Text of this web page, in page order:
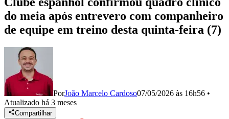
do meia após entrevero com companheiro
de equipe em treino desta quinta-feira (7)
PorJoão Marcelo Cardoso07/05/2026 às 16h56 •
Atualizado há 3 meses
Compartilhar